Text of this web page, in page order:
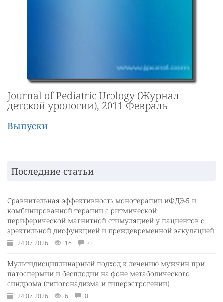
Journal of Pediatric Urology (Журнал
детской урологии), 2011 Февраль
Выпуски
Последние статьи
Сравнительная эффективность монотерапии иФДЭ-5 и
комбинированной терапии с ритмической
периферической магнитной стимуляцией у пациентов с
эректильной дисфункцией и преждевременной эякуляцией
24.07.2026 16 0
Мультидисциплинарный подход к лечению мужчин при
патоспермии и бесплодии на фоне метаболического
синдрома (гипогонадизма и гиперэстрогении)
24.07.2026 6 0